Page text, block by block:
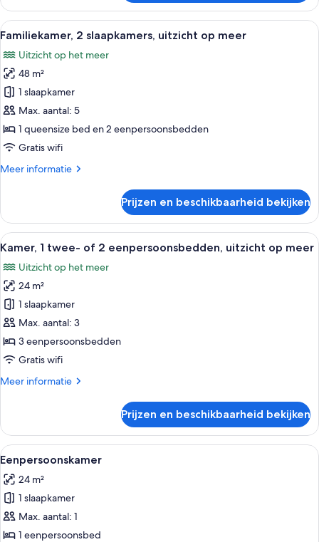
1
slaapkamer,
uitzicht
meer
Alle
foto's
voor
Familiekamer,
2
slaapkamers,
uitzicht
op
laden
Een hotelkamer met een bureau,
4
Familiekamer, 2 slaapkamers, uitzicht op meer
Uitzicht op het meer
48 m²
1 slaapkamer
Max. aantal: 5
1 queensize bed en 2 eenpersoonsbedden
Gratis wifi
Meer informatie
Meer
2
slaapkamers,
uitzicht
meer
Prijzen en beschikbaarheid bekijken
Alle
foto's
voor
Kamer,
twee-
of
2
uitzicht
laden
Een hotelkamer met twee bedden,
6
Kamer, 1 twee- of 2 eenpersoonsbedden, uitzicht op meer
Uitzicht op het meer
24 m²
1 slaapkamer
Max. aantal: 3
3 eenpersoonsbedden
Gratis wifi
Meer informatie
Meer
1
twee-
of
eenpersoonsbedden,
uitzicht
op
meer
Prijzen en beschikbaarheid bekijken
Alle
foto's
voor
Eenpersoonskamer
laden
Een slaapkamer met een bed,
2
Eenpersoonskamer
24 m²
1 slaapkamer
Max. aantal: 1
1 eenpersoonsbed